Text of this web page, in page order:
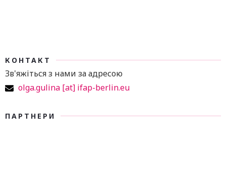
КОНТАКТ
Зв'яжіться з нами за адресою
olga.gulina [at] ifap-berlin.eu
ПАРТНЕРИ